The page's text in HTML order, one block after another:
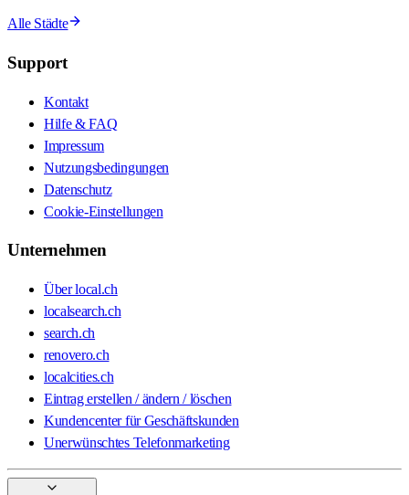
Alle Städte
Support
Kontakt
Hilfe & FAQ
Impressum
Nutzungsbedingungen
Datenschutz
Cookie-Einstellungen
Unternehmen
Über local.ch
localsearch.ch
search.ch
renovero.ch
localcities.ch
Eintrag erstellen / ändern / löschen
Kundencenter für Geschäftskunden
Unerwünschtes Telefonmarketing